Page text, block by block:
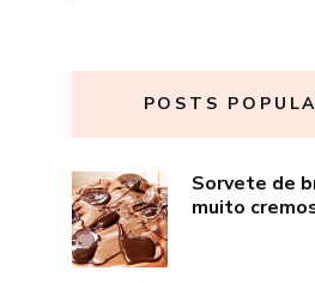
POSTS
Sorvete de
muito